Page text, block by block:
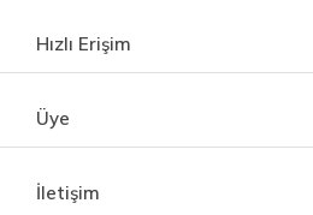
Hızlı Erişim
Üye
İletişim